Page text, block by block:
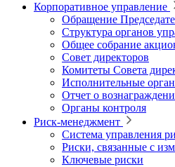
Корпоративное управление
Обращение
Структура органов
Общее собрание
Совет директоров
Комитеты Совета
Исполнительные
Отчет о
Органы контроля
Риск-менеджмент
Система управления
Риски, связанные с
Ключевые риски